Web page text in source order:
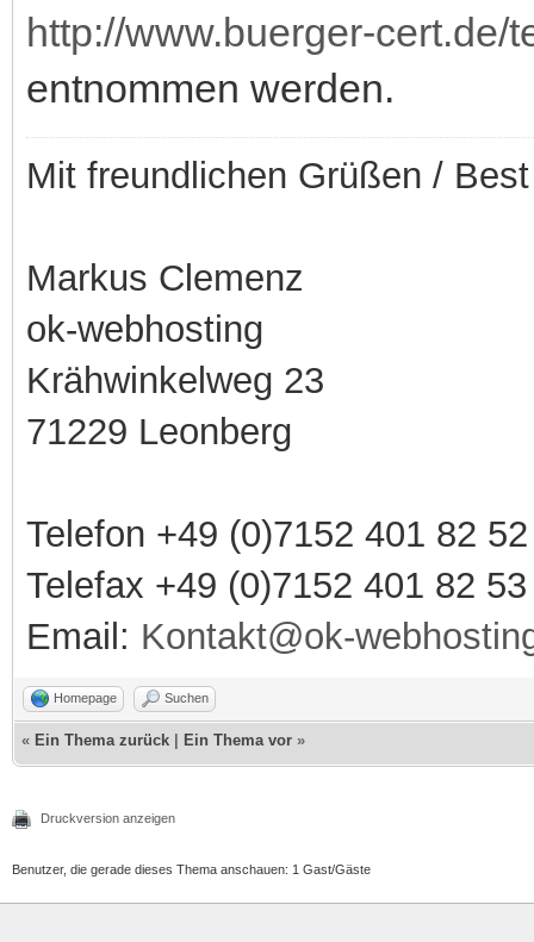
http://www.buerger-cert.de/
entnommen werden.
Mit freundlichen Grüßen /
Markus Clemenz
ok-webhosting
Krähwinkelweg 23
71229 Leonberg
Telefon +49 (0)7152 401 82 52
Telefax +49 (0)7152 401 82 53
Email: Kontakt@ok-
Homepage Suchen
« Ein Thema zurück Ein Thema vor »
Druckversion anzeigen
Benutzer, die gerade dieses Thema anschauen: 1 Gast/Gäste